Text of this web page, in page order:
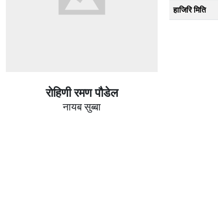
राेहिणी रमण पौडेल
नायब सुब्बा
हाजिरि मिति